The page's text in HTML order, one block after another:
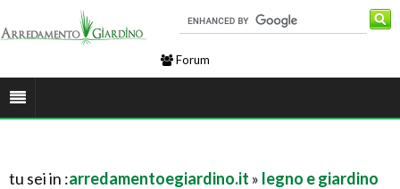
Forum
tu sei in :arredamentoegiardino.it » legno e giardino